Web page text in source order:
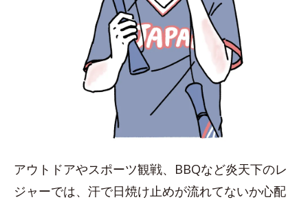
アウトドアやスポーツ観戦、BBQなど炎天下のレ
ジャーでは、汗で日焼け止めが流れてないか心配